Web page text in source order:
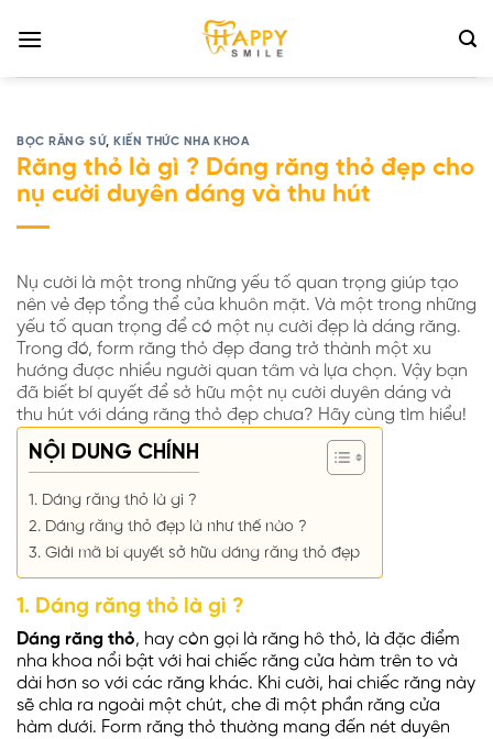
qua
nội
dung
BỌC RĂNG SỨ, KIẾN THỨC NHA KHOA
Răng thỏ là gì ? Dáng răng thỏ đẹp cho
nụ cười duyên dáng và thu hút
Nụ cười là một trong những yếu tố quan trọng giúp tạo
nên vẻ đẹp tổng thể của khuôn mặt. Và một trong những
yếu tố quan trọng để có một nụ cười đẹp là dáng răng.
Trong đó, form răng thỏ đẹp đang trở thành một xu
hướng được nhiều người quan tâm và lựa chọn. Vậy bạn
đã biết bí quyết để sở hữu một nụ cười duyên dáng và
thu hút với dáng răng thỏ đẹp chưa? Hãy cùng tìm hiểu!
NỘI DUNG CHÍNH
1. Dáng răng thỏ là gì ?
2. Dáng răng thỏ đẹp là như thế nào ?
3. Giải mã bí quyết sở hữu dáng răng thỏ đẹp
1. Dáng răng thỏ là gì ?
Dáng răng thỏ, hay còn gọi là răng hô thỏ, là đặc điểm
nha khoa nổi bật với hai chiếc răng cửa hàm trên to và
dài hơn so với các răng khác. Khi cười, hai chiếc răng này
sẽ chìa ra ngoài một chút, che đi một phần răng cửa
hàm dưới. Form răng thỏ thường mang đến nét duyên